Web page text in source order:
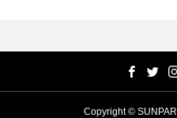
Copyright ©